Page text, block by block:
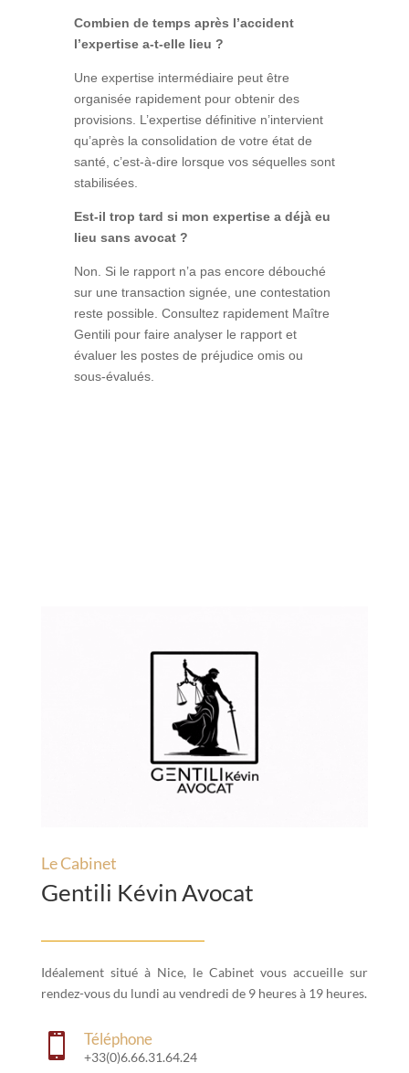
Combien de temps après l’accident
l’expertise a-t-elle lieu ?
Une expertise intermédiaire peut être
organisée rapidement pour obtenir des
provisions. L’expertise définitive n’intervient
qu’après la consolidation de votre état de
santé, c’est-à-dire lorsque vos séquelles sont
stabilisées.
Est-il trop tard si mon expertise a déjà eu
lieu sans avocat ?
Non. Si le rapport n’a pas encore débouché
sur une transaction signée, une contestation
reste possible. Consultez rapidement Maître
Gentili pour faire analyser le rapport et
évaluer les postes de préjudice omis ou
sous-évalués.
Le Cabinet
Gentili Kévin Avocat
Idéalement situé à Nice, le Cabinet vous accueille sur
rendez-vous du lundi au vendredi de 9 heures à 19 heures.
 Téléphone
+33(0)6.66.31.64.24